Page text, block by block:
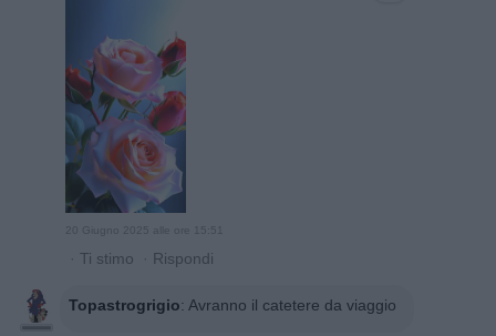
20 Giugno 2025 alle ore 15:51
· Ti stimo · Rispondi
Topastrogrigio: Avranno il catetere da viaggio